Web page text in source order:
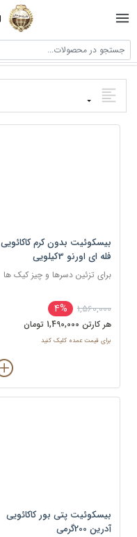
جستجو در محصولات...
بیسکوئیت بدون کرم کاکائویی
فله ای اورنو 3کیلویی
برای تزئین دسرها و چیز کیک‌ ها
1,560,000
4%
هر کارتن 1,490,000 تومان
برای قیمت عمده کلیک کنید
بیسکوئیت پتی بور کاکائویی
آدرین 200گرمی